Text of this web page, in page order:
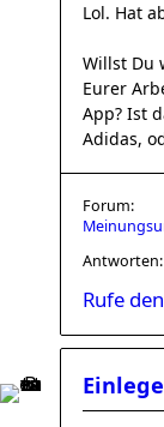
Lol. Hat
Willst Du
Eurer
App? Ist
Adidas,
Forum:
Antworten:
Rufe